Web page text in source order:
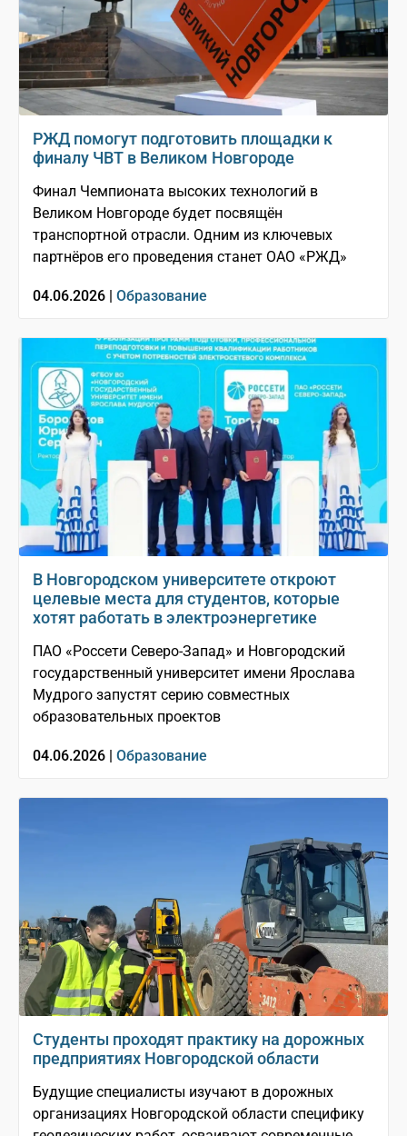
РЖД помогут подготовить площадки к
финалу ЧВТ в Великом Новгороде
Финал Чемпионата высоких технологий в
Великом Новгороде будет посвящён
транспортной отрасли. Одним из ключевых
партнёров его проведения станет ОАО «РЖД»
04.06.2026 | Образование
В Новгородском университете откроют
целевые места для студентов, которые
хотят работать в электроэнергетике
ПАО «Россети Северо-Запад» и Новгородский
государственный университет имени Ярослава
Мудрого запустят серию совместных
образовательных проектов
04.06.2026 | Образование
Студенты проходят практику на дорожных
предприятиях Новгородской области
Будущие специалисты изучают в дорожных
организациях Новгородской области специфику